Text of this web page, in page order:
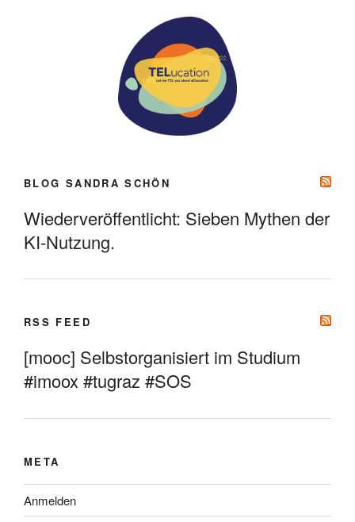
BLOG SANDRA SCHÖN
Wiederveröffentlicht: Sieben Mythen der
KI-Nutzung.
RSS FEED
[mooc] Selbstorganisiert im Studium
#imoox #tugraz #SOS
META
Anmelden